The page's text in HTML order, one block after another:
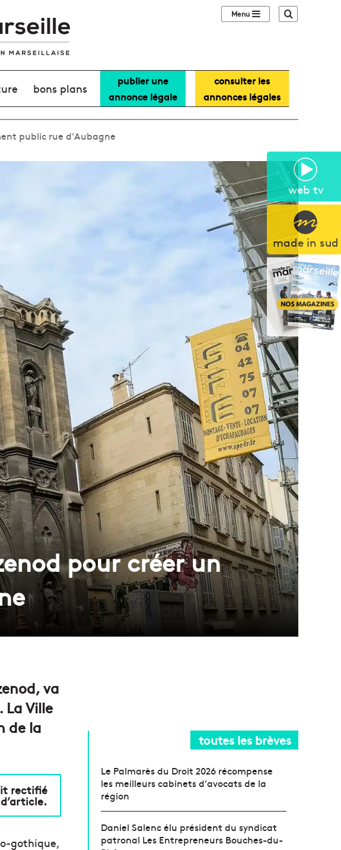
web tv
made in sud
Sidebar (barre
bons plans
publier une
annonce légale
consulter les
annonces légales
public rue d’Aubagne
pour créer un
va
Ville
de la
rectifié
gothique,
toutes les brèves
Le Palmarès du Droit 2026 récompense
les meilleurs cabinets d’avocats de la
région
Daniel Salenc élu président du syndicat
patronal Les Entrepreneurs Bouches-du-